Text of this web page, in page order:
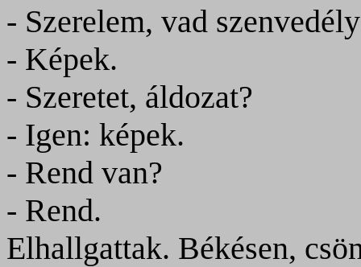
- Szerelem, vad
- Képek.
- Szeretet, áldozat?
- Igen: képek.
- Rend van?
- Rend.
Elhallgattak. Békésen,